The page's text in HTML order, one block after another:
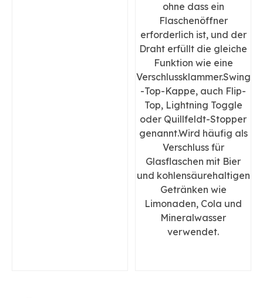
ohne dass ein
Flaschenöffner
erforderlich ist, und der
Draht erfüllt die gleiche
Funktion wie eine
Verschlussklammer.Swing
-Top-Kappe, auch Flip-
Top, Lightning Toggle
oder Quillfeldt-Stopper
genannt.Wird häufig als
Verschluss für
Glasflaschen mit Bier
und kohlensäurehaltigen
Getränken wie
Limonaden, Cola und
Mineralwasser
verwendet.